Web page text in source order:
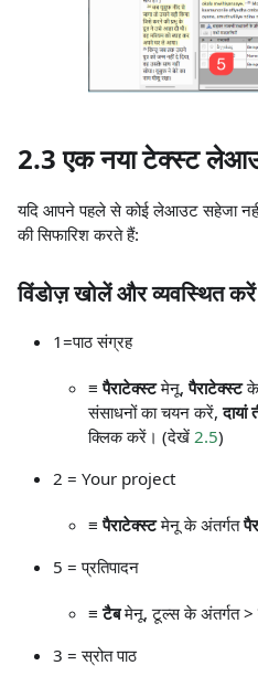
2.3 एक नया टेक्स्ट
यदि आपने पहले से कोई लेआउट सहेजा
की सिफारिश करते हैं:
विंडोज़ खोलें और व्यवस्थित करें
1=पाठ संग्रह
≡ पैराटेक्स्टमेनू,पैराटेक्स्टके
संसाधनों का चयन करें,दायां
क्लिक करें। (देखें 2.5)
2 = Your project
≡ पैराटेक्स्टमेनू के अंतर्गत
5 = प्रतिपादन
≡ टैबमेनू, टूल्स के अंतर्गत >
3 = स्रोत पाठ